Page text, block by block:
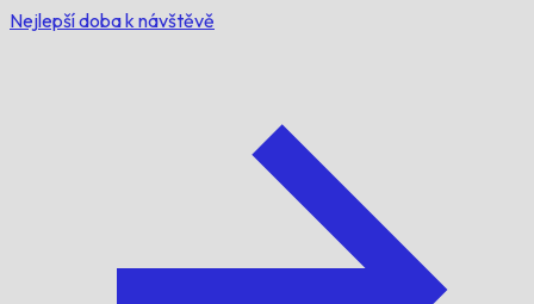
Nejlepší doba k návštěvě